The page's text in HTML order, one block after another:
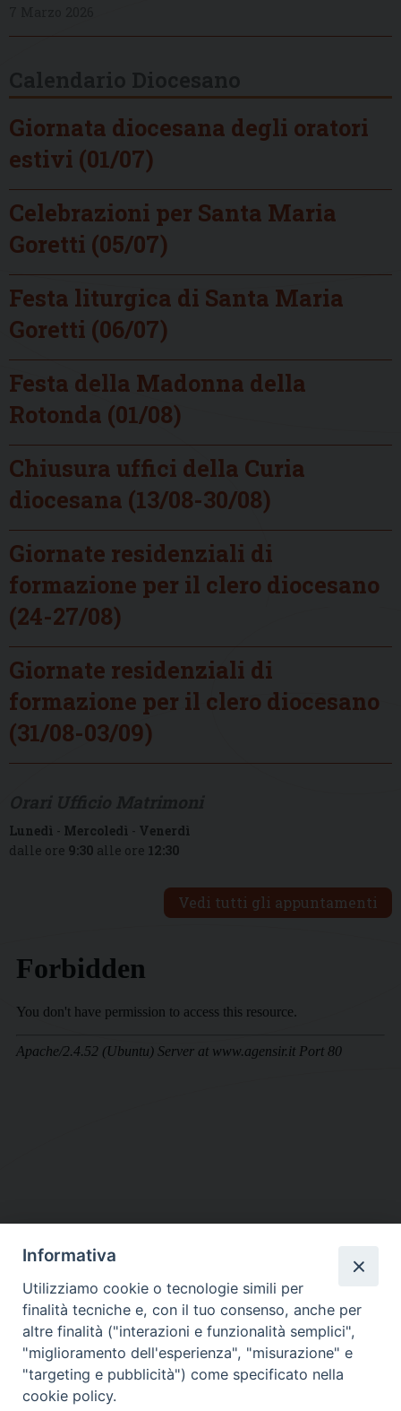
Giornata diocesana degli oratori
estivi (01/07)
Celebrazioni per Santa Maria
Goretti (05/07)
Festa liturgica di Santa Maria
Goretti (06/07)
Festa della Madonna della
Rotonda (01/08)
Chiusura uffici della Curia
diocesana (13/08-30/08)
Giornate residenziali di
formazione per il clero diocesano
(24-27/08)
Giornate residenziali di
formazione per il clero diocesano
(31/08-03/09)
Lunedì - Mercoledì - Venerdì
dalle ore 9:30 alle ore 12:30
Vedi tutti gli appuntamenti
DIOCESI SUBURBICARIA DI ALBANO
Contatti:Tel.: 06.93268401 - Fax.: 06.9323844
E-mail:curia@diocesidialbano.it
Orari: dal Lunedì al Venerdì Ore: 9:00 - 13:00
Informativa
Utilizziamo cookie o tecnologie simili per
finalità tecniche e, con il tuo consenso, anche per
altre finalità ("interazioni e funzionalità semplici",
"miglioramento dell'esperienza", "misurazione" e
"targeting e pubblicità") come specificato nella
cookie policy.